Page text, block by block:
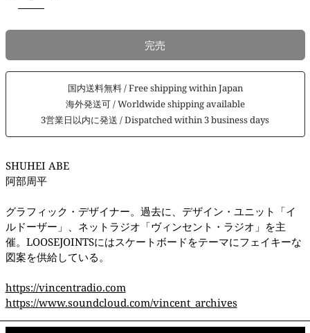
完売
国内送料無料 / Free shipping within Japan
海外発送可 / Worldwide shipping available
3営業日以内に発送 / Dispatched within 3 business days
SHUHEI ABE
阿部周平
グラフィック・デザイナー。過去に、デザイン・ユニット「イ
ルドーザー」、ネットラジオ「ヴィンセント・ラジオ」を主
催。LOOSEJOINTSにはスケートボードをテーマにフェイキーな
図案を供給している。
https://vincentradio.com
https://www.soundcloud.com/vincent_archives